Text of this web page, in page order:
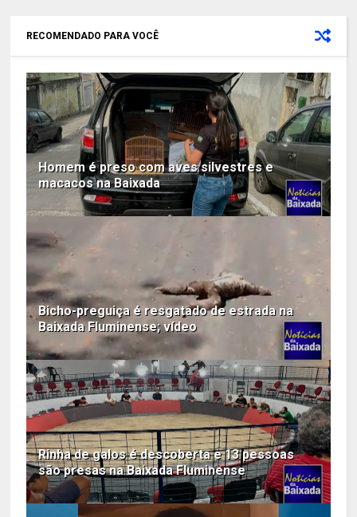
RECOMENDADO PARA VOCÊ
Homem é preso com aves silvestres e
macacos na Baixada
Bicho-preguiça é resgatado de estrada na
Baixada Fluminense; vídeo
Rinha de galos é descoberta e 13 pessoas
são presas na Baixada Fluminense